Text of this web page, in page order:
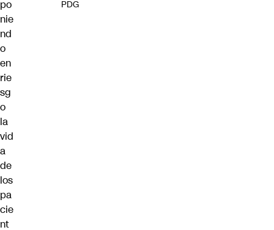
po
nie
nd
o
en
rie
sg
o
la
vid
a
de
los
pa
cie
nt
PDG